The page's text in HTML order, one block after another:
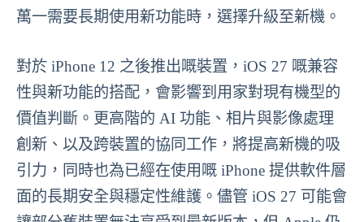
萬一需要長期使用新功能時，選擇升級至新機。
對於 iPhone 12 之後推出嘅裝置，iOS 27 嘅兼容
性與新功能的搭配，會影響到用家對現有機型的
價值判斷。更高階的 AI 功能、相片與影像處理
創新、以及跨裝置的協同工作，將提高新機的吸
引力，同時也為已經在使用嘅 iPhone 提供軟件層
面的長期安全與穩定性維護。儘管 iOS 27 可能會